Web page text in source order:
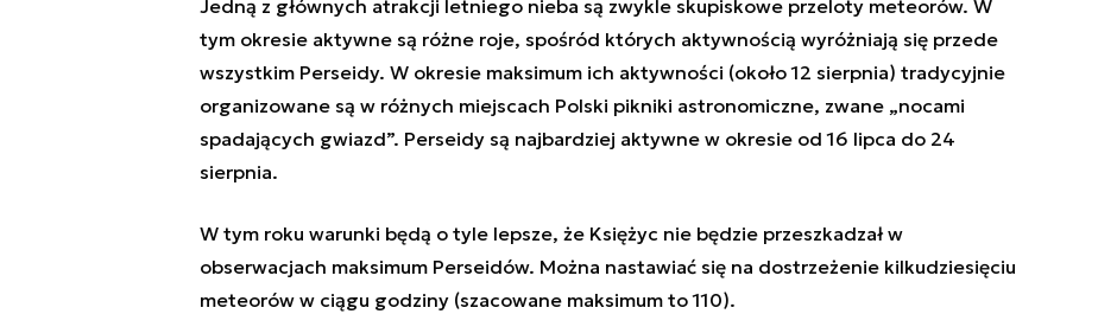
Jedną z głównych atrakcji letniego nieba są zwykle skupiskowe przeloty meteorów. W
tym okresie aktywne są różne roje, spośród których aktywnością wyróżniają się przede
wszystkim Perseidy. W okresie maksimum ich aktywności (około 12 sierpnia) tradycyjnie
organizowane są w różnych miejscach Polski pikniki astronomiczne, zwane „nocami
spadających gwiazd”. Perseidy są najbardziej aktywne w okresie od 16 lipca do 24
sierpnia.
W tym roku warunki będą o tyle lepsze, że Księżyc nie będzie przeszkadzał w
obserwacjach maksimum Perseidów. Można nastawiać się na dostrzeżenie kilkudziesięciu
meteorów w ciągu godziny (szacowane maksimum to 110).